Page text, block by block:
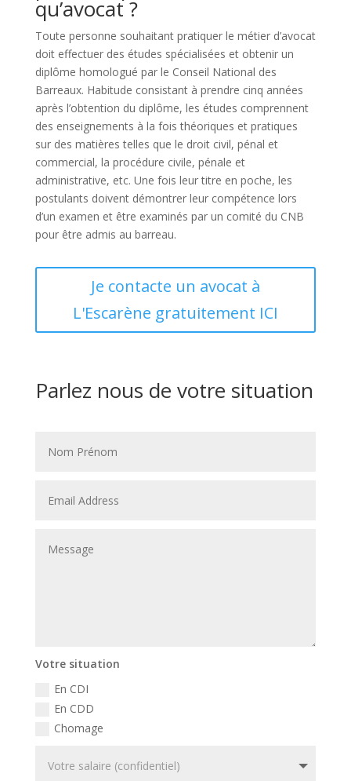
qu’avocat ?
Toute personne souhaitant pratiquer le métier d’avocat
doit effectuer des études spécialisées et obtenir un
diplôme homologué par le Conseil National des
Barreaux. Habitude consistant à prendre cinq années
après l’obtention du diplôme, les études comprennent
des enseignements à la fois théoriques et pratiques
sur des matières telles que le droit civil, pénal et
commercial, la procédure civile, pénale et
administrative, etc. Une fois leur titre en poche, les
postulants doivent démontrer leur compétence lors
d’un examen et être examinés par un comité du CNB
pour être admis au barreau.
Je contacte un avocat à
L'Escarène gratuitement ICI
Parlez nous de votre situation
Votre situation
En CDI
En CDD
Chomage